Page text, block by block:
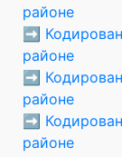
районе
➡️
районе
➡️
районе
➡️
районе